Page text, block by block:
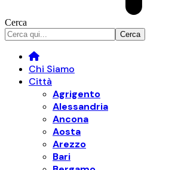
Cerca
Chi Siamo
Città
Agrigento
Alessandria
Ancona
Aosta
Arezzo
Bari